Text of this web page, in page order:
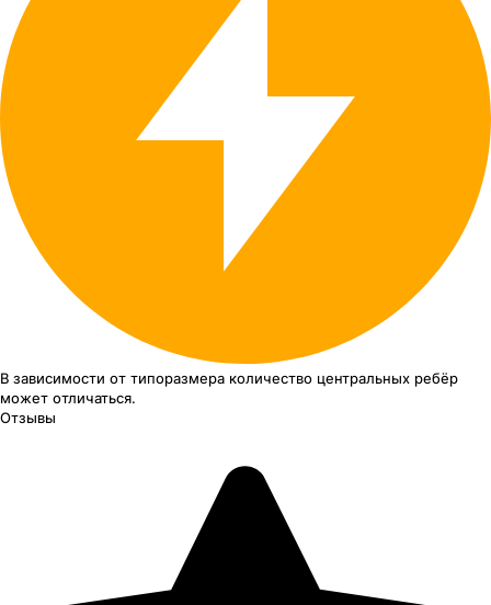
В зависимости от типоразмера количество центральных ребёр
может отличаться.
Отзывы